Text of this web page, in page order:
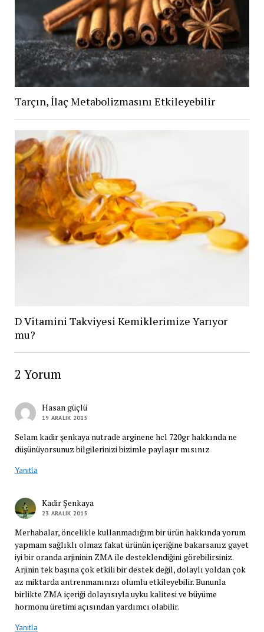
Tarçın, İlaç Metabolizmasını Etkileyebilir
D Vitamini Takviyesi Kemiklerimize Yarıyor
mu?
2 Yorum
Hasan güçlü
19 ARALIK 2015
Selam kadir şenkaya nutrade arginene hcl 720gr hakkında ne
düşünüyorsunuz bilgilerinizi bizimle paylaşır mısınız
Yanıtla
Kadir Şenkaya
23 ARALIK 2015
Merhabalar, öncelikle kullanmadığım bir ürün hakkında yorum
yapmam sağlıklı olmaz fakat ürünün içeriğine bakarsanız gayet
iyi bir oranda arjininin ZMA ile desteklendiğini görebilirsiniz.
Arjinin tek başına çok etkili bir destek değil, dolaylı yoldan çok
az miktarda antrenmanınızı olumlu etkileyebilir. Bununla
birlikte ZMA içeriği dolayısıyla uyku kalitesi ve büyüme
hormonu üretimi açısından yardımcı olabilir.
Yanıtla